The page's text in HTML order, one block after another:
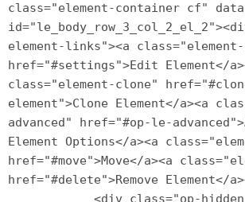
class="element-container cf"
element-links"><a
href="#settings">Edit Element</
class="element-clone"
element">Clone Element</a><a
advanced" href="#op-le-
Element Options</a><a
href="#move">Move</a><a
href="#delete">Remove Element</